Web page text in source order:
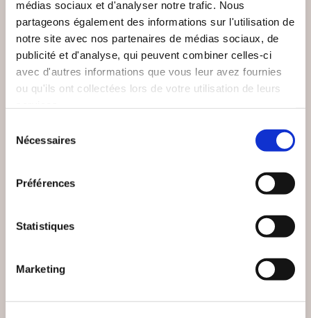
médias sociaux et d'analyser notre trafic. Nous
partageons également des informations sur l'utilisation de
notre site avec nos partenaires de médias sociaux, de
publicité et d'analyse, qui peuvent combiner celles-ci
avec d'autres informations que vous leur avez fournies
ou qu'ils ont collectées lors de votre utilisation de leurs
Nécessaires
Préférences
Statistiques
Marketing
Pierre Hillard
LOUBAVITCH
Laurent Michelon
RELATION CHINE-
OCCIDENT